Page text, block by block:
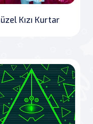
Kızı Kurtar